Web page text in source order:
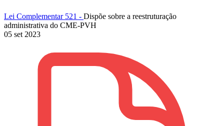
Lei Complementar 521 - Dispõe sobre a reestruturação
administrativa do CME-PVH
05 set 2023